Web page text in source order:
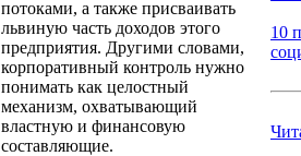
потоками, а также присваивать
львиную часть доходов этого
предприятия. Другими словами,
корпоративный контроль нужно
понимать как целостный
механизм, охватывающий
властную и финансовую
составляющие.
10